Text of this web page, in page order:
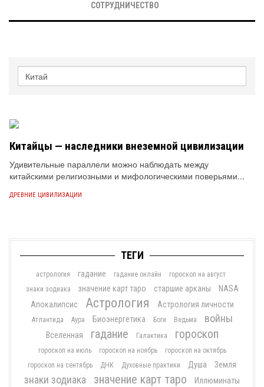
СОТРУДНИЧЕСТВО
Китайцы — наследники внеземной цивилизации
Удивительные параллели можно наблюдать между
китайскими религиозными и мифологическими поверьями...
ДРЕВНИЕ ЦИВИЛИЗАЦИИ
ТЕГИ
астрология гадание гадание онлайн
гороскоп на август
знаки зодиака
значение карт таро старшие арканы
NASA
Апокалипсис
Астрология Астрология личности
Атлантида Аура Биоэнергетика Боги Ведьма войны
Вселенная гадание Галактика гороскоп
гороскоп на июль гороскоп на ноябрь
гороскоп на октябрь
гороскоп на сентябрь
ДНК Духовные практики Душа Земля
знаки зодиака значение карт таро Иллюминаты